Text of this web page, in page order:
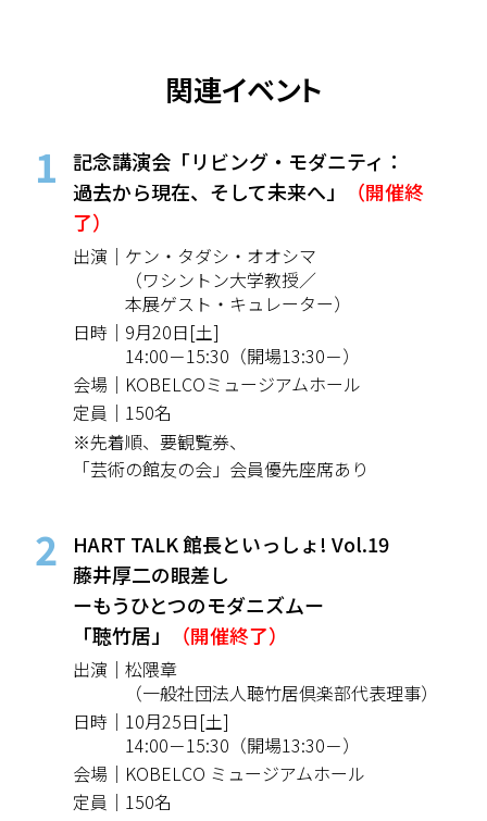
関連イベント
1 記念講演会 「リビング・モダニティ：
過去から現在、そして未来へ」
（開催終
了）
出演｜ ケン・タダシ・オオシマ
（ワシントン大学教授／
本展ゲスト・キュレーター）
日時｜ 9月20日[土]
14:00－15:30（開場13:30－）
会場｜ KOBELCOミュージアムホール
定員｜ 150名
※先着順、要観覧券、
「芸術の館友の会」 会員優先座席あり
2 HART TALK 館長といっしょ! Vol.19
藤井厚二の眼差し
ーもうひとつのモダニズムー
「聴竹居」
（開催終了）
出演｜ 松隈章
（一般社団法人聴竹居倶楽部代表理事）
日時｜ 10月25日[土]
14:00－15:30（開場13:30－）
会場｜ KOBELCO ミュージアムホール
定員｜ 150名